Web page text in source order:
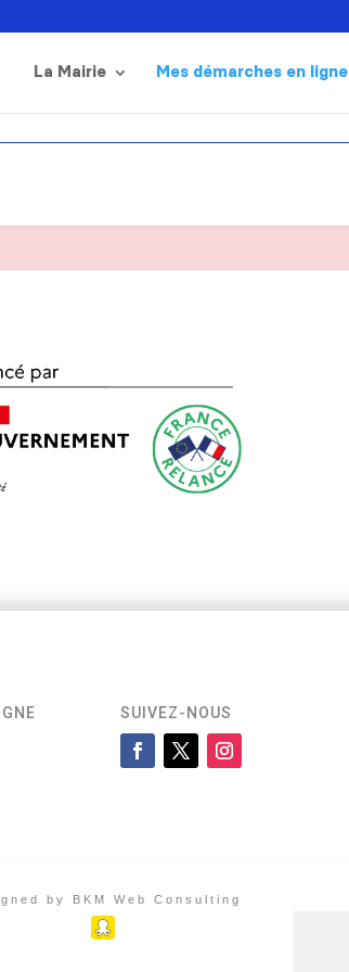
La Mairie Mes démarches en ligne
SUIVEZ-NOUS
by BKM Web Consulting